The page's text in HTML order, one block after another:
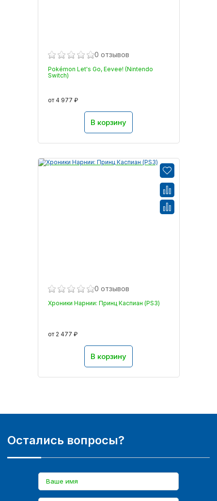
0 отзывов
Pokémon Let's Go, Eevee! (Nintendo
Switch)
от 4 977 ₽
В корзину
0 отзывов
Хроники Нарнии: Принц Каспиан (PS3)
от 2 477 ₽
В корзину
Остались вопросы?